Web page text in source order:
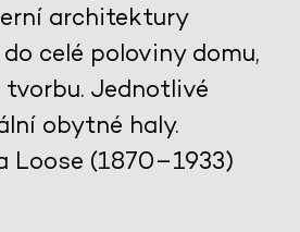
architektury
celé poloviny domu,
Jednotlivé
obytné haly.
Loose (1870–1933)